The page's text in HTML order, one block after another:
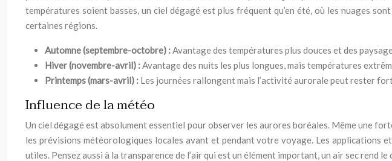
températures soient basses, un ciel dégagé est plus fréquent qu’en été, où les nuages
certaines régions.
Automne (septembre-octobre) :Avantage des températures plus douces et des
Hiver (novembre-avril) :Avantage des nuits les plus longues, mais températures
Printemps (mars-avril) : Les journées rallongent mais l’activité aurorale peut rester
Influence de la météo
Un ciel dégagé est absolument essentiel pour observer les aurores boréales. Même une
les prévisions météorologiques locales avant et pendant votre voyage. Les applications
utiles. Pensez aussi à la transparence de l’air qui est un élément important, un air sec rend